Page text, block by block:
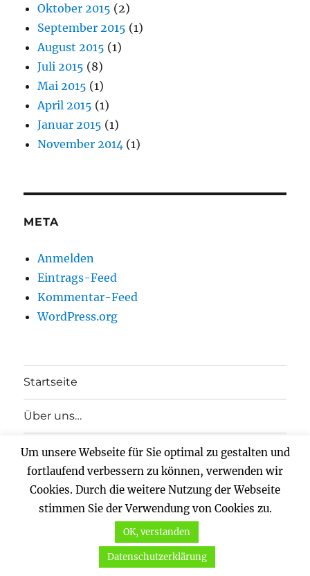
Oktober 2015 (2)
September 2015 (1)
August 2015 (1)
Juli 2015 (8)
Mai 2015 (1)
April 2015 (1)
Januar 2015 (1)
November 2014 (1)
META
Anmelden
Eintrags-Feed
Kommentar-Feed
WordPress.org
Startseite
Über uns…
Hilfe!
anzeigen
Mitglied werden
Um unsere Webseite für Sie optimal zu gestalten und
fortlaufend verbessern zu können, verwenden wir
Cookies. Durch die weitere Nutzung der Webseite
stimmen Sie der Verwendung von Cookies zu.
OK, verstanden
Datenschutzerklärung